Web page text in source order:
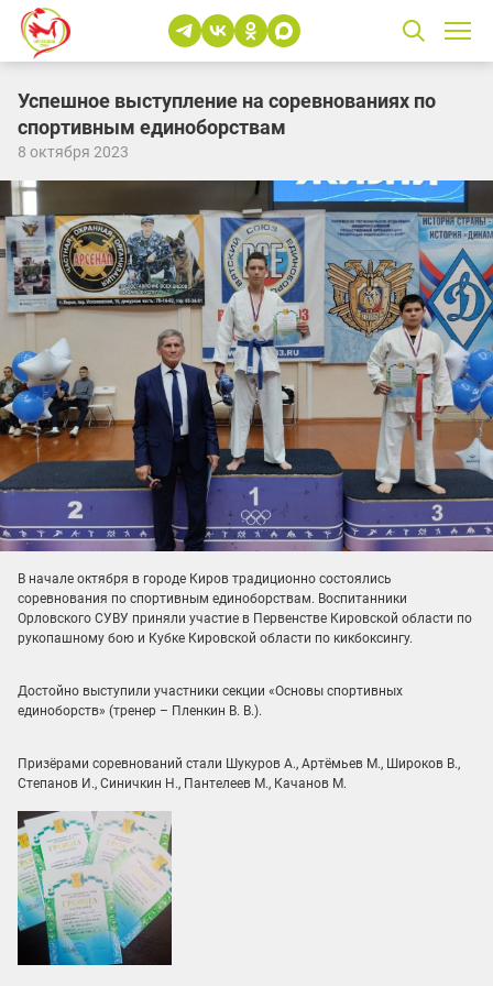
Успешное выступление на соревнованиях по
спортивным единоборствам
8 октября 2023
В начале октября в городе Киров традиционно состоялись
соревнования по спортивным единоборствам. Воспитанники
Орловского СУВУ приняли участие в Первенстве Кировской области по
рукопашному бою и Кубке Кировской области по кикбоксингу.
Достойно выступили участники секции «Основы спортивных
единоборств» (тренер – Пленкин В. В.).
Призёрами соревнований стали Шукуров А., Артёмьев М., Широков В.,
Степанов И., Синичкин Н., Пантелеев М., Качанов М.